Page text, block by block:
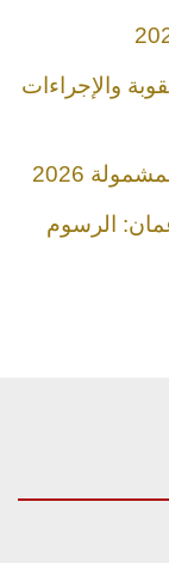
والإجراءات
2026
الرسوم